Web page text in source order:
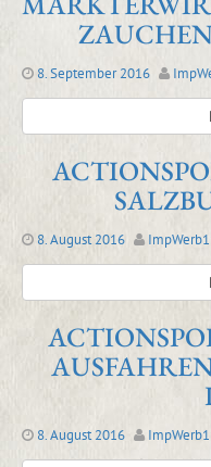
8. September 2016
8. August 2016
8. August 2016